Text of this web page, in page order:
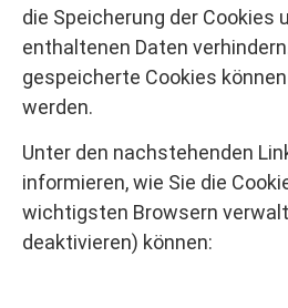
die Speicherung der Cookies
enthaltenen Daten
gespeicherte Cookies
werden.
Unter den nachstehenden
informieren, wie Sie die
wichtigsten Browsern
deaktivieren) können: